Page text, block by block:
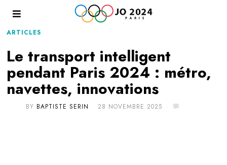
ARTICLES
Le transport intelligent
pendant Paris 2024 : métro,
navettes, innovations
BY BAPTISTE SERIN 28 NOVEMBRE 2025